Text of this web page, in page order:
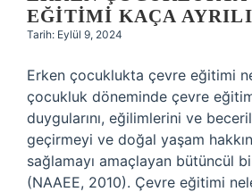
EĞITIMI KAÇA
Tarih: Eylül 9, 2024
Erken çocuklukta çevre eğitimi
çocukluk döneminde çevre
duygularını, eğilimlerini ve
geçirmeyi ve doğal yaşam
sağlamayı amaçlayan bütüncül
(NAAEE, 2010). Çevre eğitimi